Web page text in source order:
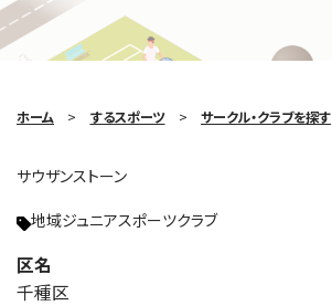
ホーム するスポーツ サークル・クラブを探す
サウザンストーン
地域ジュニアスポーツクラブ
区名
千種区